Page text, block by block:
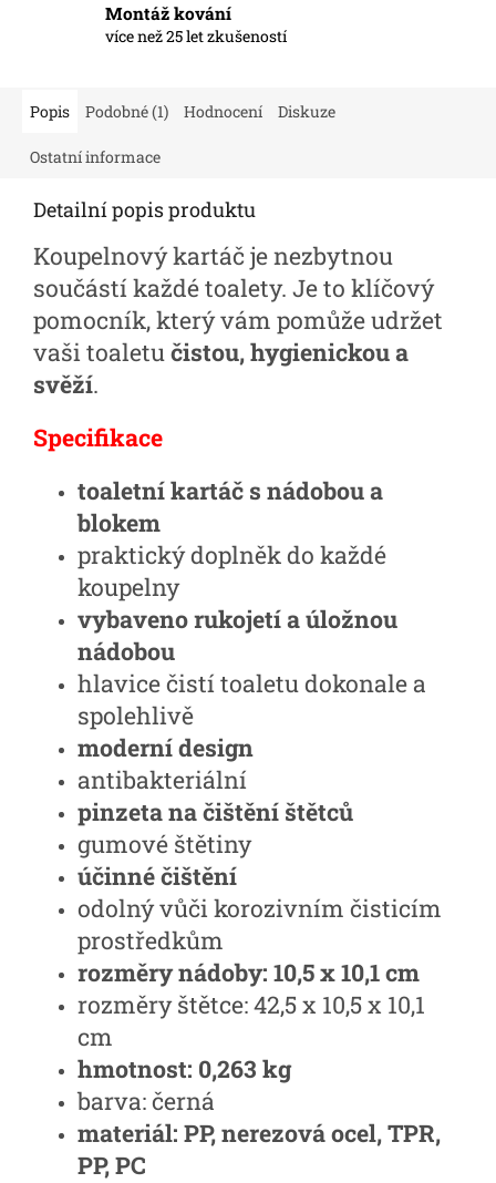
Montáž kování
více než 25 let zkušeností
Popis Podobné (1) Hodnocení Diskuze
Ostatní informace
Detailní popis produktu
Koupelnový kartáč je nezbytnou
součástí každé toalety. Je to klíčový
pomocník, který vám pomůže udržet
vaši toaletučistou, hygienickou a
svěží.
Specifikace
toaletní kartáč s nádobou a
blokem
praktický doplněk do každé
koupelny
vybaveno rukojetí a úložnou
nádobou
hlavice čistí toaletu dokonale a
spolehlivě
moderní design
antibakteriální
pinzeta na čištění štětců
gumové štětiny
účinné čištění
odolný vůči korozivním čisticím
prostředkům
rozměry nádoby: 10,5 x 10,1 cm
rozměry štětce: 42,5 x 10,5 x 10,1
cm
hmotnost: 0,263 kg
barva: černá
materiál: PP, nerezová ocel, TPR,
PP, PC